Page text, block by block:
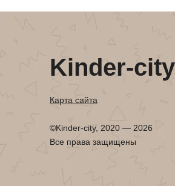
Товары для маленьких детей
Уход и гигиена ребенка
Канцелярские товары
Kinder-city
Карта сайта
©Kinder-city, 2020 — 2026
Все права защищены